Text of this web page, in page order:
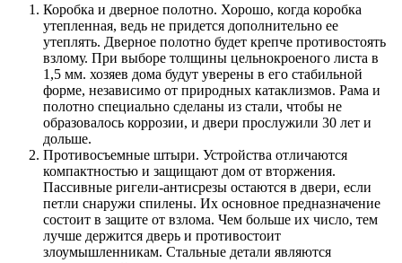
Коробка и дверное полотно. Хорошо, когда коробка
утепленная, ведь не придется дополнительно ее
утеплять. Дверное полотно будет крепче противостоять
взлому. При выборе толщины цельнокроеного листа в
1,5 мм. хозяев дома будут уверены в его стабильной
форме, независимо от природных катаклизмов. Рама и
полотно специально сделаны из стали, чтобы не
образовалось коррозии, и двери прослужили 30 лет и
дольше.
Противосъемные штыри. Устройства отличаются
компактностью и защищают дом от вторжения.
Пассивные ригели-антисрезы остаются в двери, если
петли снаружи спилены. Их основное предназначение
состоит в защите от взлома. Чем больше их число, тем
лучше держится дверь и противостоит
злоумышленникам. Стальные детали являются